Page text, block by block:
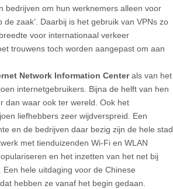
bedrijven om hun werknemers alleen voor
zaak’. Daarbij is het gebruik van VPNs zo
voor internationaal verkeer
trouwens toch worden aangepast om aan
Network Information Centerals van het
internetgebruikers. Bijna de helft van hen
dan waar ook ter wereld. Ook het
liefhebbers zeer wijdverspreid. Een
en de bedrijven daar bezig zijn de hele stad
met tienduizenden Wi-Fi en WLAN
en het inzetten van het net bij
hele uitdaging voor de Chinese
hebben ze vanaf het begin gedaan.